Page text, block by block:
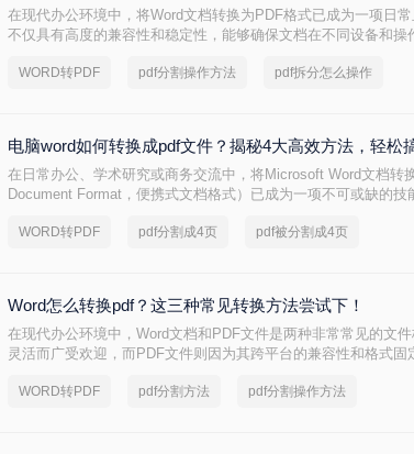
在现代办公环境中，将Word文档转换为PDF格式已成为一项日
不仅具有高度的兼容性和稳定性，能够确保文档在不同设备和操
呢？下面将详细介绍几种将Word转换成PDF的方法。
WORD转PDF pdf分割操作方法 pdf拆分怎么操作
电脑word如何转换成pdf文件？揭秘4大高效方法，轻松
在日常办公、学术研究或商务交流中，将Microsoft Word文档转
Document Format，便携式文档格式）已成为一项不可或缺的技
报告、发送商业合同，还是分享个人简历，PDF都能确保接收方
WORD转PDF pdf分割成4页 pdf被分割成4页
Word怎么转换pdf？这三种常见转换方法尝试下！
在现代办公环境中，Word文档和PDF文件是两种非常常见的文
灵活而广受欢迎，而PDF文件则因为其跨平台的兼容性和格式固
用的Word转PDF的方法。
WORD转PDF pdf分割方法 pdf分割操作方法